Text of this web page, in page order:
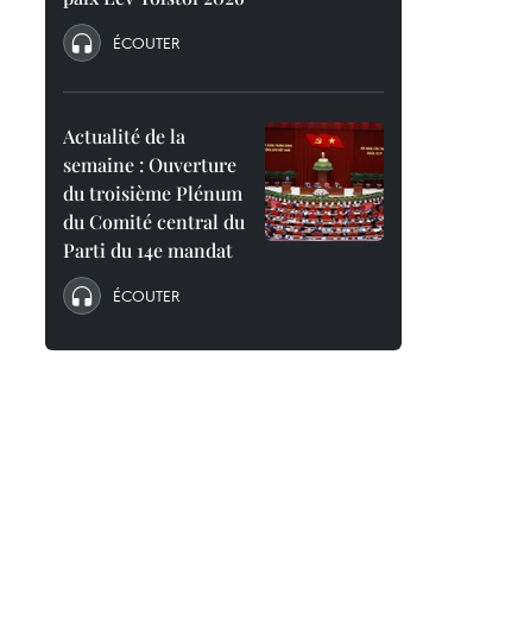
ÉCOUTER
Actualité de la
semaine : Ouverture
du troisième Plénum
du Comité central du
Parti du 14e mandat
ÉCOUTER